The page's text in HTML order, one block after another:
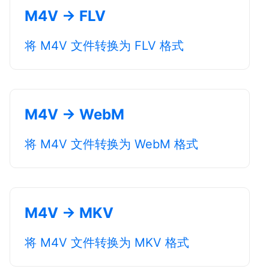
M4V → FLV
将 M4V 文件转换为 FLV 格式
M4V → WebM
将 M4V 文件转换为 WebM 格式
M4V → MKV
将 M4V 文件转换为 MKV 格式